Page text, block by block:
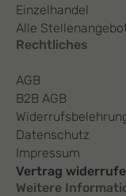
Einzelhandel
Alle
Rechtliches
AGB
B2B AGB
Datenschutz
Impressum
Vertrag
Weitere